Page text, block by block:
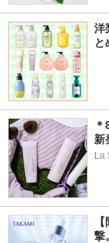
洋
と
新
La
撃